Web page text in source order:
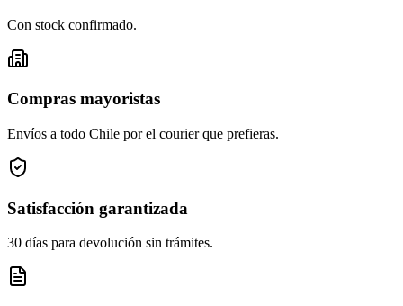
Con stock confirmado.
Compras mayoristas
Envíos a todo Chile por el courier que prefieras.
Satisfacción garantizada
30 días para devolución sin trámites.